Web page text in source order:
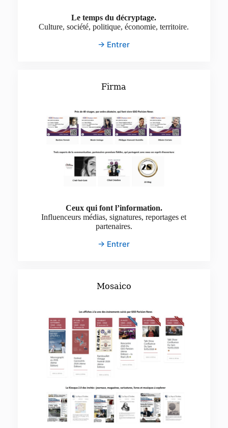
Le temps du décryptage.
Culture, société, politique, économie, territoire.
→ Entrer
Firma
Ceux qui font l’information.
Influenceurs médias, signatures, reportages et
partenaires.
→ Entrer
Mosaico